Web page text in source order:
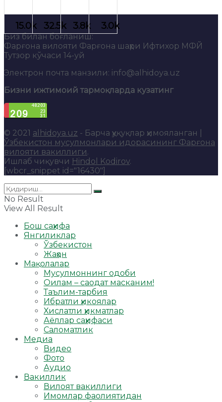
Биз билан боғланиш:
Фарғона вилояти Фарғона шаҳри Ифтихор МФЙ
Тутзор кўчаси 14-уй
Электрон почта манзили: info@alhidoya.uz
Бизни ижтимоий тармоқларда кузатинг
© 2021 alhidoya.uz - Барча ҳуқуқлар ҳимояланган |
Ўзбекистон мусулмонлари идорасининг Фарғона
вилояти вакиллиги.
Ишлаб чиқувчи Hindol Kodirov.
[wbcr_snippet id="16430"]
No Result
View All Result
Бош саҳифа
Янгиликлар
Ўзбекистон
Жаҳон
Мақолалар
Мусулмоннинг одоби
Оилам – саодат масканим!
Таълим-тарбия
Ибратли ҳикоялар
Хислатли ҳикматлар
Аёллар саҳифаси
Саломатлик
Медиа
Видео
Фото
Аудио
Вакиллик
Вилоят вакиллиги
Имомлар фаолиятидан